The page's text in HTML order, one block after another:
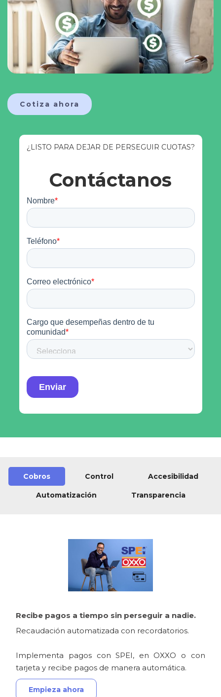
Cotiza ahora
¿LISTO PARA DEJAR DE PERSEGUIR CUOTAS?
Contáctanos
Cobros Control Accesibilidad
Automatización Transparencia
Recibe pagos a tiempo sin perseguir a nadie.
Recaudación automatizada con recordatorios.
Implementa pagos con SPEI, en OXXO o con
tarjeta y recibe pagos de manera automática.
Empieza ahora